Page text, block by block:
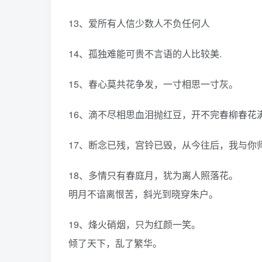
13、爱所有人信少数人不负任何人
14、孤独难能可贵不言语的人比较美.
15、春心莫共花争发，一寸相思一寸灰。
16、滴不尽相思血泪抛红豆，开不完春柳春花
17、断念已残，宫铃已毁，从今往后，我与你
18、多情只有春庭月，犹为离人照落花。
明月不谙离恨苦，斜光到晓穿朱户。
19、烽火硝烟，只为红颜一笑。
倾了天下，乱了繁华。